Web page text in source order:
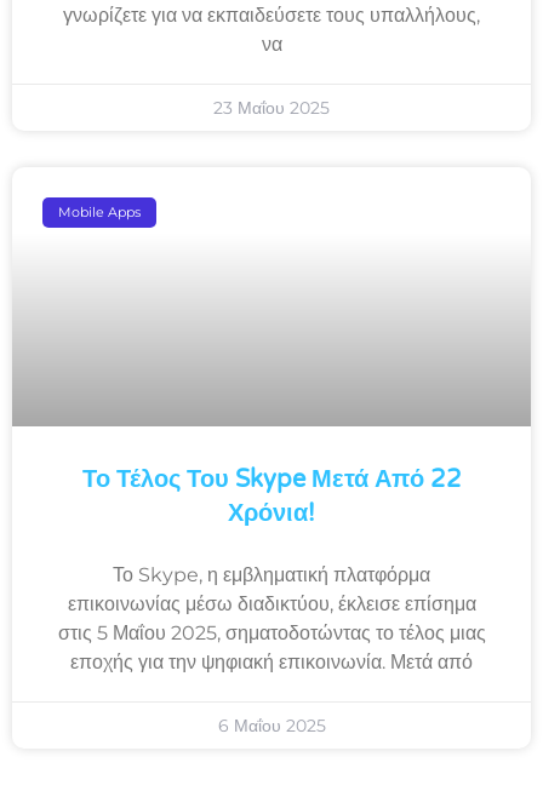
γνωρίζετε για να εκπαιδεύσετε τους υπαλλήλους,
να
23 Μαΐου 2025
Mobile Apps
Το Τέλος Του Skype Μετά Από 22
Χρόνια!
Το Skype, η εμβληματική πλατφόρμα
επικοινωνίας μέσω διαδικτύου, έκλεισε επίσημα
στις 5 Μαΐου 2025, σηματοδοτώντας το τέλος μιας
εποχής για την ψηφιακή επικοινωνία. Μετά από
6 Μαΐου 2025